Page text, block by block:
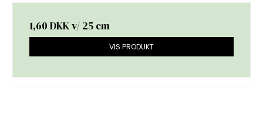
1,60 DKKv/ 25 cm
VIS PRODUKT